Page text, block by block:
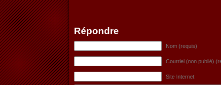
Répondre
Nom (requis)
Courriel (non publié)
Site Internet